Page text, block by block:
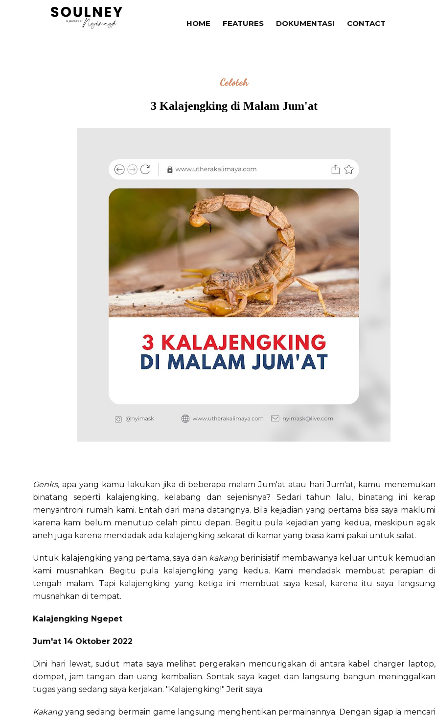
HOME FEATURES DOKUMENTASI CONTACT
Celoteh
3 Kalajengking di Malam Jum'at
Genks,apa yang kamu lakukan jika di beberapa malam Jum'at atau hari Jum'at, kamu menemukan
binatang seperti kalajengking, kelabang dan sejenisnya? Sedari tahun lalu, binatang ini kerap
menyantroni rumah kami. Entah dari mana datangnya. Bila kejadian yang pertama bisa saya maklumi
karena kami belum menutup celah pintu depan. Begitu pula kejadian yang kedua, meskipun agak
aneh juga karena mendadak ada kalajengking sekarat di kamar yang biasa kami pakai untuk salat.
Untuk kalajengking yang pertama, saya dan kakang berinisiatif membawanya keluar untuk kemudian
kami musnahkan. Begitu pula kalajengking yang kedua. Kami mendadak membuat perapian di
tengah malam. Tapi kalajengking yang ketiga ini membuat saya kesal, karena itu saya langsung
musnahkan di tempat.
Kalajengking Ngepet
Jum'at 14 Oktober 2022
Dini hari lewat, sudut mata saya melihat pergerakan mencurigakan di antara kabel charger laptop,
dompet, jam tangan dan uang kembalian. Sontak saya kaget dan langsung bangun meninggalkan
tugas yang sedang saya kerjakan. "Kalajengking!" Jerit saya.
Kakangyang sedang bermain game langsung menghentikan permainannya. Dengan sigap ia mencari